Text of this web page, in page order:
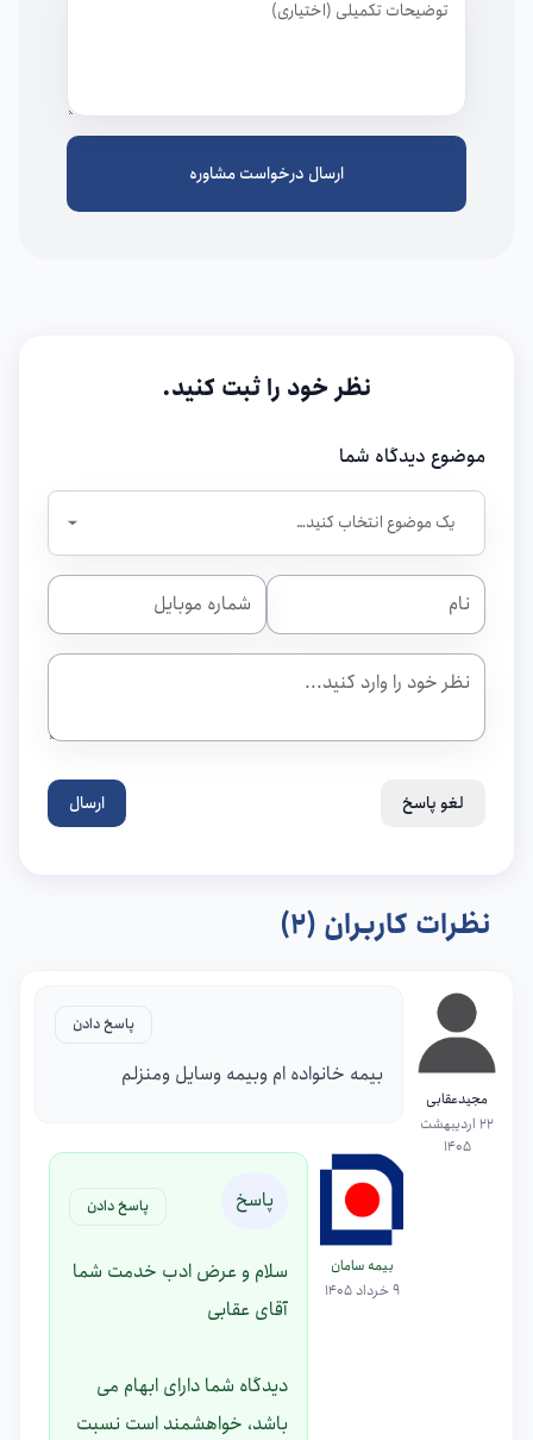
ارسال درخواست مشاوره
نظر خود را ثبت کنید.
موضوع دیدگاه شما
لغو پاسخ ارسال
نظرات کاربران (2)
مجیدعقابی
22 اردیبهشت
1405
پاسخ دادن
بیمه خانواده ام وبیمه وسایل ومنزلم
بیمه سامان
9 خرداد 1405
پاسخ پاسخ دادن
سلام و عرض ادب خدمت شما
آقای عقابی
دیدگاه شما دارای ابهام می
باشد، خواهشمند است نسبت